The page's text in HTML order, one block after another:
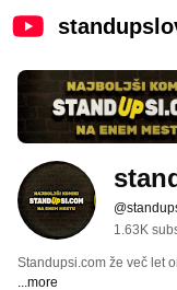
1.63K
Standupsi.com že več let
...more